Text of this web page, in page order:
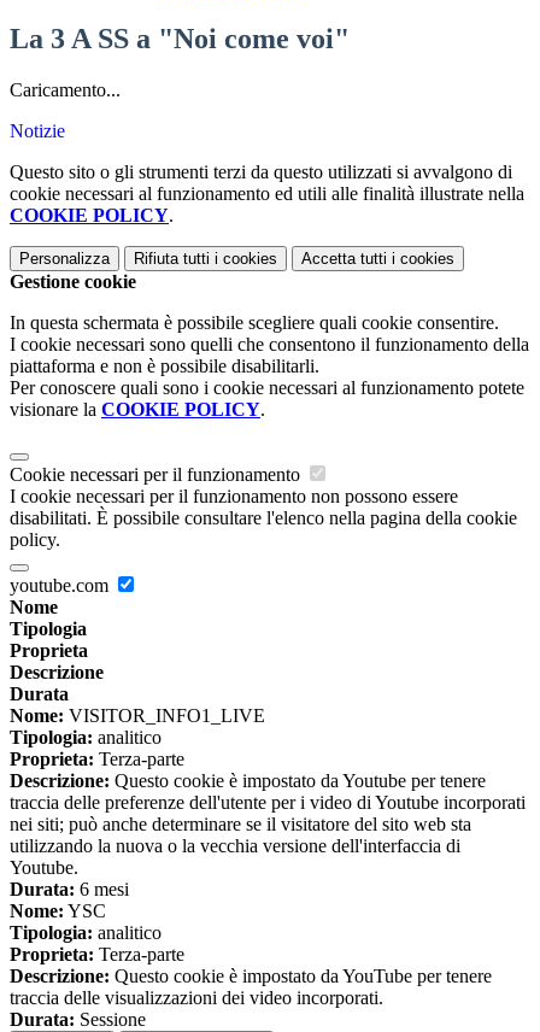
La 3 A SS a "Noi come voi"
Caricamento...
Notizie
Questo sito o gli strumenti terzi da questo utilizzati si avvalgono di
cookie necessari al funzionamento ed utili alle finalità illustrate nella
COOKIE POLICY.
Personalizza Rifiuta tutti i cookies Accetta tutti i cookies
Gestione cookie
In questa schermata è possibile scegliere quali cookie consentire.
I cookie necessari sono quelli che consentono il funzionamento della
piattaforma e non è possibile disabilitarli.
Per conoscere quali sono i cookie necessari al funzionamento potete
visionare la COOKIE POLICY.
Cookie necessari per il funzionamento
I cookie necessari per il funzionamento non possono essere
disabilitati. È possibile consultare l'elenco nella pagina della cookie
policy.
youtube.com
Nome
Tipologia
Proprieta
Descrizione
Durata
Nome: VISITOR_INFO1_LIVE
Tipologia: analitico
Proprieta: Terza-parte
Descrizione: Questo cookie è impostato da Youtube per tenere
traccia delle preferenze dell'utente per i video di Youtube incorporati
nei siti; può anche determinare se il visitatore del sito web sta
utilizzando la nuova o la vecchia versione dell'interfaccia di
Youtube.
Durata: 6 mesi
Nome: YSC
Tipologia: analitico
Proprieta: Terza-parte
Descrizione: Questo cookie è impostato da YouTube per tenere
traccia delle visualizzazioni dei video incorporati.
Durata: Sessione